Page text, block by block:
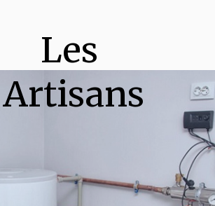
Les
Artisans